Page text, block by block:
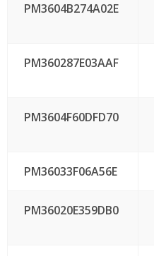
PM3604B274A02E
PM360287E03AAF
PM3604F60DFD70
PM36033F06A56E
PM36020E359DB0